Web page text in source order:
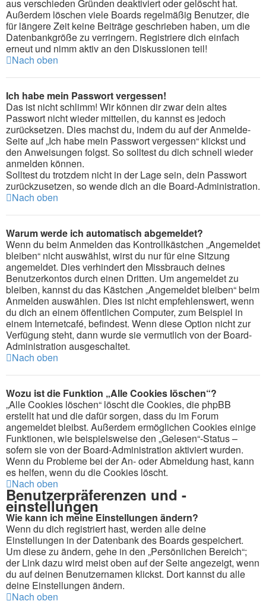
aus verschieden Gründen deaktiviert oder gelöscht hat.
Außerdem löschen viele Boards regelmäßig Benutzer, die
für längere Zeit keine Beiträge geschrieben haben, um die
Datenbankgröße zu verringern. Registriere dich einfach
erneut und nimm aktiv an den Diskussionen teil!
Nach oben
Ich habe mein Passwort vergessen!
Das ist nicht schlimm! Wir können dir zwar dein altes
Passwort nicht wieder mitteilen, du kannst es jedoch
zurücksetzen. Dies machst du, indem du auf der Anmelde-
Seite auf „Ich habe mein Passwort vergessen“ klickst und
den Anweisungen folgst. So solltest du dich schnell wieder
anmelden können.
Solltest du trotzdem nicht in der Lage sein, dein Passwort
zurückzusetzen, so wende dich an die Board-Administration.
Nach oben
Warum werde ich automatisch abgemeldet?
Wenn du beim Anmelden das Kontrollkästchen „Angemeldet
bleiben“ nicht auswählst, wirst du nur für eine Sitzung
angemeldet. Dies verhindert den Missbrauch deines
Benutzerkontos durch einen Dritten. Um angemeldet zu
bleiben, kannst du das Kästchen „Angemeldet bleiben“ beim
Anmelden auswählen. Dies ist nicht empfehlenswert, wenn
du dich an einem öffentlichen Computer, zum Beispiel in
einem Internetcafé, befindest. Wenn diese Option nicht zur
Verfügung steht, dann wurde sie vermutlich von der Board-
Administration ausgeschaltet.
Nach oben
Wozu ist die Funktion „Alle Cookies löschen“?
„Alle Cookies löschen“ löscht die Cookies, die phpBB
erstellt hat und die dafür sorgen, dass du im Forum
angemeldet bleibst. Außerdem ermöglichen Cookies einige
Funktionen, wie beispielsweise den „Gelesen“-Status –
sofern sie von der Board-Administration aktiviert wurden.
Wenn du Probleme bei der An- oder Abmeldung hast, kann
es helfen, wenn du die Cookies löscht.
Nach oben
Benutzerpräferenzen und -
einstellungen
Wie kann ich meine Einstellungen ändern?
Wenn du dich registriert hast, werden alle deine
Einstellungen in der Datenbank des Boards gespeichert.
Um diese zu ändern, gehe in den „Persönlichen Bereich“;
der Link dazu wird meist oben auf der Seite angezeigt, wenn
du auf deinen Benutzernamen klickst. Dort kannst du alle
deine Einstellungen ändern.
Nach oben